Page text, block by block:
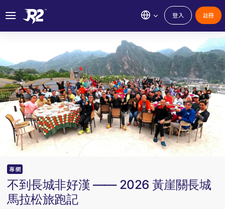
登入 註冊
專欄
不到長城非好漢 —— 2026 黃崖關長城
馬拉松旅跑記